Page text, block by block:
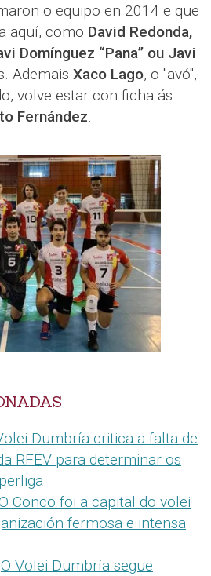
o equipo en 2014 e que
aquí, como David Redonda,
Domínguez “Pana” ou Javi
Ademais Xaco Lago, o "avó",
volve estar con ficha ás
Fernández.
Dumbría critica a falta de
RFEV para determinar os
.
Conco foi a capital do volei
fermosa e intensa
O Volei Dumbría segue